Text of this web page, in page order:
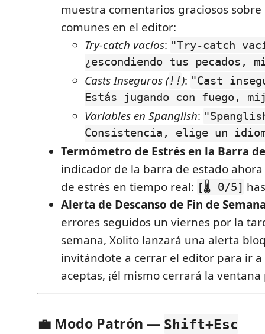
muestra comentarios graciosos
comunes en el editor:
Try-catch vacíos: "Try-catch
¿escondiendo tus pecados,
Casts Inseguros (!!): "Cast
Estás jugando con fuego,
Variables en Spanglish:
Consistencia, elige un
Termómetro de Estrés en la Barra
indicador de la barra de estado
de estrés en tiempo real: [🌡️ 0/5]
Alerta de Descanso de Fin de
errores seguidos un viernes por la
semana, Xolito lanzará una alerta
invitándote a cerrar el editor para ir a
aceptas, ¡él mismo cerrará la
💼 Modo Patrón — Shift+Esc